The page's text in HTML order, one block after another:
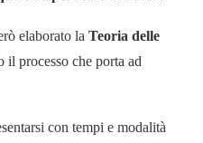
elaborato la Teoria delle
il processo che porta ad
con tempi e modalità